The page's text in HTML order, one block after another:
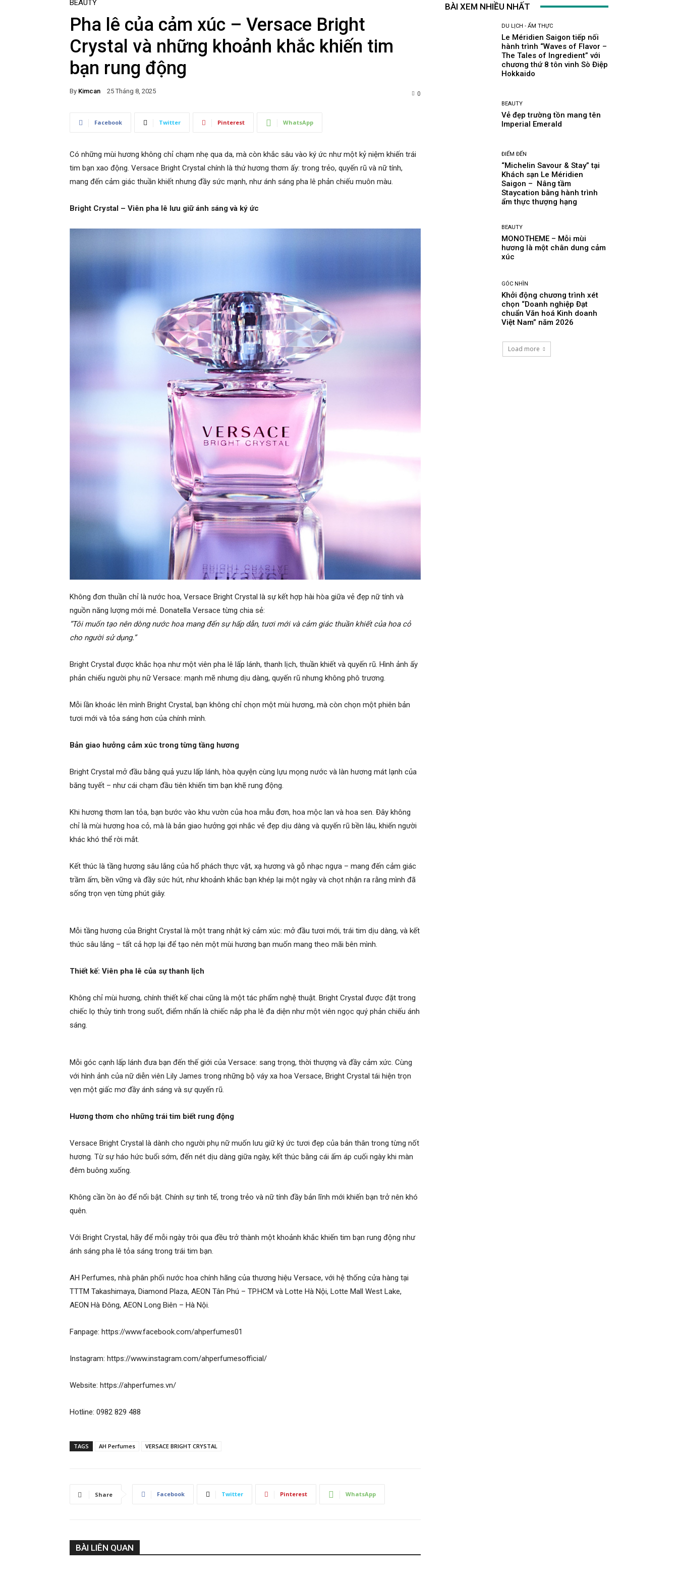
BEAUTY
Pha lê của cảm xúc – Versace Bright
Crystal và những khoảnh khắc khiến tim
bạn rung động
By Kimcan 25 Tháng 8, 2025 0
Facebook Twitter Pinterest WhatsApp
Có những mùi hương không chỉ chạm nhẹ qua da, mà còn khắc sâu vào ký ức như một kỷ niệm khiến trái
tim bạn xao động. Versace Bright Crystal chính là thứ hương thơm ấy: trong trẻo, quyến rũ và nữ tính,
mang đến cảm giác thuần khiết nhưng đầy sức mạnh, như ánh sáng pha lê phản chiếu muôn màu.
Bright Crystal – Viên pha lê lưu giữ ánh sáng và ký ức
Không đơn thuần chỉ là nước hoa, Versace Bright Crystal là sự kết hợp hài hòa giữa vẻ đẹp nữ tính và
nguồn năng lượng mới mẻ. Donatella Versace từng chia sẻ:
“Tôi muốn tạo nên dòng nước hoa mang đến sự hấp dẫn, tươi mới và cảm giác thuần khiết của hoa cỏ
cho người sử dụng.”
Bright Crystal được khắc họa như một viên pha lê lấp lánh, thanh lịch, thuần khiết và quyến rũ. Hình ảnh ấy
phản chiếu người phụ nữ Versace: mạnh mẽ nhưng dịu dàng, quyến rũ nhưng không phô trương.
Mỗi lần khoác lên mình Bright Crystal, bạn không chỉ chọn một mùi hương, mà còn chọn một phiên bản
tươi mới và tỏa sáng hơn của chính mình.
Bản giao hưởng cảm xúc trong từng tầng hương
Bright Crystal mở đầu bằng quả yuzu lấp lánh, hòa quyện cùng lựu mọng nước và làn hương mát lạnh của
băng tuyết – như cái chạm đầu tiên khiến tim bạn khẽ rung động.
Khi hương thơm lan tỏa, bạn bước vào khu vườn của hoa mẫu đơn, hoa mộc lan và hoa sen. Đây không
chỉ là mùi hương hoa cỏ, mà là bản giao hưởng gợi nhắc vẻ đẹp dịu dàng và quyến rũ bền lâu, khiến người
khác khó thể rời mắt.
Kết thúc là tầng hương sâu lắng của hổ phách thực vật, xạ hương và gỗ nhạc ngựa – mang đến cảm giác
trầm ấm, bền vững và đầy sức hút, như khoảnh khắc bạn khép lại một ngày và chọt nhận ra rằng mình đã
sống trọn vẹn từng phút giây.
Mỗi tầng hương của Bright Crystal là một trang nhật ký cảm xúc: mở đầu tươi mới, trái tim dịu dàng, và kết
thúc sâu lắng – tất cả hợp lại để tạo nên một mùi hương bạn muốn mang theo mãi bên mình.
Thiết kế: Viên pha lê của sự thanh lịch
Không chỉ mùi hương, chính thiết kế chai cũng là một tác phẩm nghệ thuật. Bright Crystal được đặt trong
chiếc lọ thủy tinh trong suốt, điểm nhấn là chiếc nắp pha lê đa diện như một viên ngọc quý phản chiếu ánh
sáng.
Mỗi góc cạnh lấp lánh đưa bạn đến thế giới của Versace: sang trọng, thời thượng và đầy cảm xức. Cùng
với hình ảnh của nữ diễn viên Lily James trong những bộ váy xa hoa Versace, Bright Crystal tái hiện trọn
vẹn một giấc mơ đầy ánh sáng và sự quyến rũ.
Hương thơm cho những trái tim biết rung động
Versace Bright Crystal là dành cho người phụ nữ muốn lưu giữ ký ức tươi đẹp của bản thân trong từng nốt
hương. Từ sự háo hức buổi sớm, đến nét dịu dàng giữa ngày, kết thúc bằng cái ấm áp cuối ngày khi màn
đêm buông xuống.
Không cần ồn ào để nổi bật. Chính sự tinh tế, trong trẻo và nữ tính đầy bản lĩnh mới khiến bạn trở nên khó
quên.
Với Bright Crystal, hãy để mỗi ngày trôi qua đều trở thành một khoảnh khắc khiến tim bạn rung động như
ánh sáng pha lê tỏa sáng trong trái tim bạn.
AH Perfumes, nhà phân phối nước hoa chính hãng của thương hiệu Versace, với hệ thống cửa hàng tại
TTTM Takashimaya, Diamond Plaza, AEON Tân Phú – TP.HCM và Lotte Hà Nội, Lotte Mall West Lake,
AEON Hà Đông, AEON Long Biên – Hà Nội.
Fanpage: https://www.facebook.com/ahperfumes01
Instagram: https://www.instagram.com/ahperfumesofficial/
Website: https://ahperfumes.vn/
Hotline: 0982 829 488
TAGS AH Perfumes VERSACE BRIGHT CRYSTAL
Share Facebook Twitter Pinterest WhatsApp
BÀI LIÊN QUAN
BÀI XEM NHIỀU NHẤT
DU LỊCH - ẨM THỰC
Le Méridien Saigon tiếp nối
hành trình “Waves of Flavor –
The Tales of Ingredient” với
chương thứ 8 tôn vinh Sò Điệp
Hokkaido
BEAUTY
Vẻ đẹp trường tồn mang tên
Imperial Emerald
ĐIỂM ĐẾN
“Michelin Savour & Stay” tại
Khách sạn Le Méridien
Saigon – Nâng tầm
Staycation bằng hành trình
ẩm thực thượng hạng
BEAUTY
MONOTHEME – Mỗi mùi
hương là một chân dung cảm
xúc
GÓC NHÌN
Khởi động chương trình xét
chọn “Doanh nghiệp Đạt
chuẩn Văn hoá Kinh doanh
Việt Nam” năm 2026
Load more